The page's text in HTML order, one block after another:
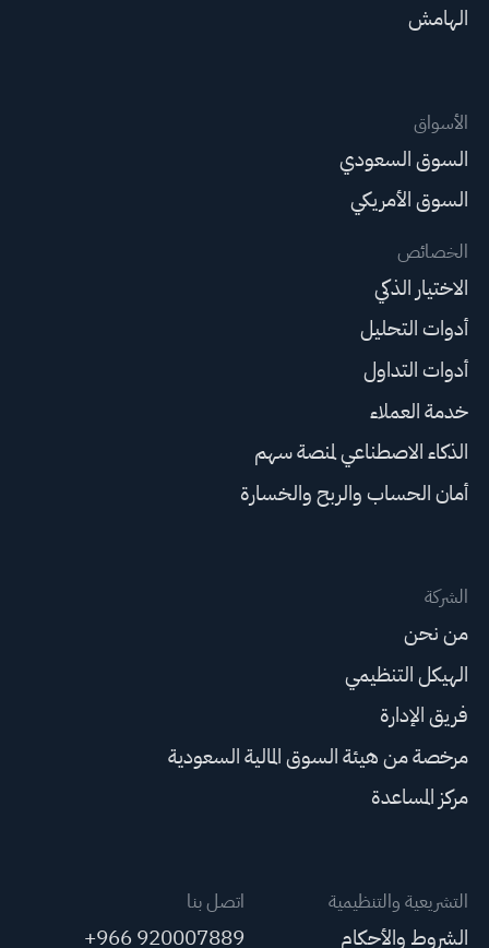
الهامش
الأسواق
السوق السعودي
السوق الأمريكي
الخصائص
الاختيار الذكي
أدوات التحليل
أدوات التداول
خدمة العملاء
الذكاء الاصطناعي لمنصة سهم
أمان الحساب والربح والخسارة
الشركة
من نحن
الهيكل التنظيمي
فريق الإدارة
مرخصة من هيئة السوق المالية السعودية
مركز المساعدة
التشريعية والتنظيمية
الشروط والأحكام
اتصل بنا
+966 920007889